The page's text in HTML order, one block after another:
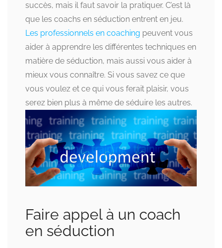
succès, mais il faut savoir la pratiquer. C’est là
que les coachs en séduction entrent en jeu.
Les professionnels en coaching peuvent vous
aider à apprendre les différentes techniques en
matière de séduction, mais aussi vous aider à
mieux vous connaître. Si vous savez ce que
vous voulez et ce qui vous ferait plaisir, vous
serez bien plus à même de séduire les autres.
Faire appel à un coach
en séduction